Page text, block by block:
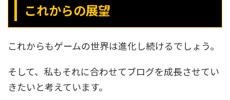
これからの展望
これからもゲームの世界は進化し続けるでしょう。
そして、私もそれに合わせてブログを成長させてい
きたいと考えています。